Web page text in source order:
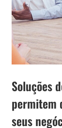
Soluções
permitem
seus